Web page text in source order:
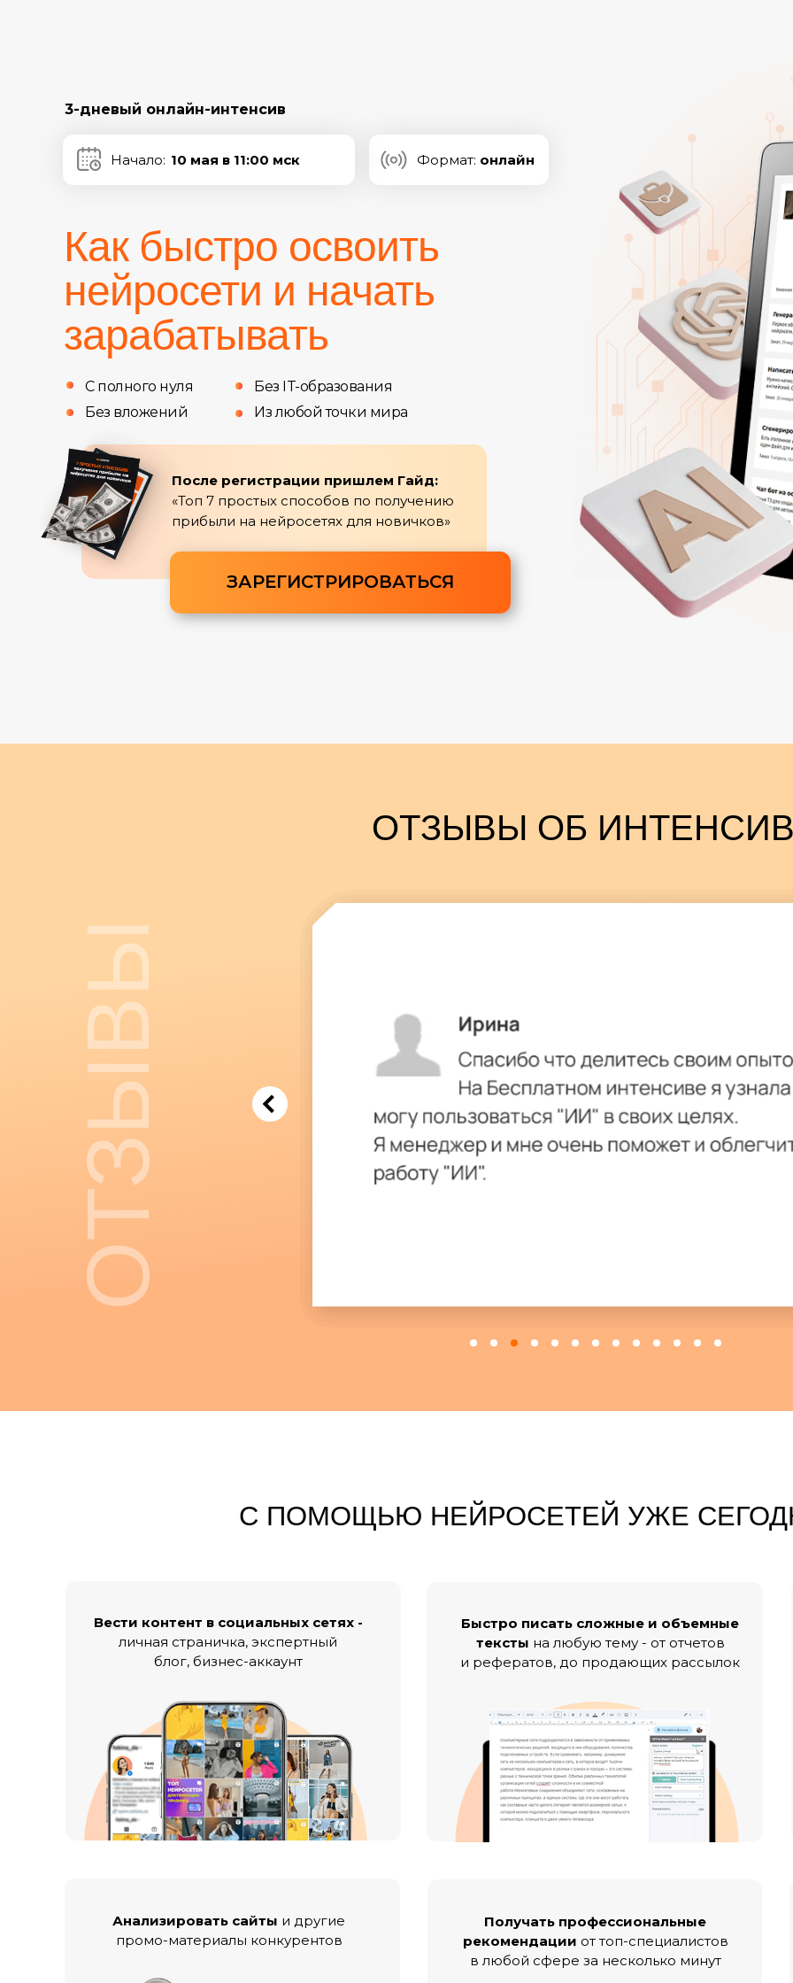
3-дневый онлайн-интенсив
Формат: онлайн
Начало:
С полного нуля
Без вложений
10 мая в 11:00 мск
После регистрации пришлем Гайд:
«Топ 7 простых способов по получению
прибыли на нейросетях для новичков»
Как быстро освоить
нейросети и начать
зарабатывать
Без IT-образования
Из любой точки мира
ЗАРЕГИСТРИРОВАТЬСЯ
ОТЗЫВЫ
ОТЗЫВЫ ОБ
С ПОМОЩЬЮ НЕЙРОСЕТЕЙ УЖЕ
Вести контент в социальных сетях -
личная страничка, экспертный
блог, бизнес-аккаунт
Быстро писать сложные и объемные
тексты на любую тему - от отчетов
и рефератов, до продающих рассылок
Анализировать сайты и другие
промо-материалы конкурентов
Получать профессиональные
рекомендации от топ-специалистов
в любой сфере за несколько минут
Вести контент в социальных сетях -
личная страничка, экспертный блог,
Быстро писать сложные
на любую тему
отчетов и рефератов, до продающих
рассылок